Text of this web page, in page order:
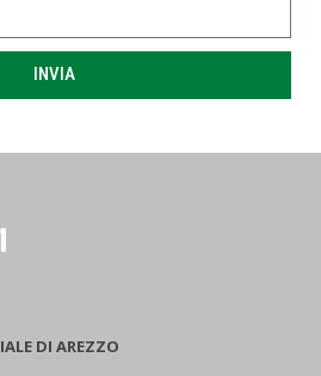
INVIA
DI AREZZO